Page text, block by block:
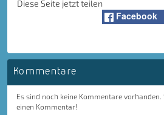
Diese Seite jetzt teilen
Facebook
Kommentare
Es sind noch keine Kommentare
einen Kommentar!